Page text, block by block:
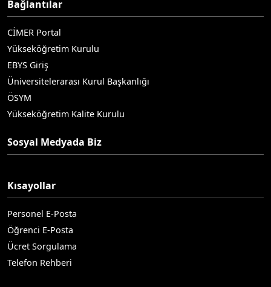
Bağlantılar
CİMER Portal
Yükseköğretim Kurulu
EBYS Giriş
Üniversitelerarası Kurul Başkanlığı
ÖSYM
Yükseköğretim Kalite Kurulu
Sosyal Medyada Biz
Kısayollar
Personel E-Posta
Öğrenci E-Posta
Ücret Sorgulama
Telefon Rehberi